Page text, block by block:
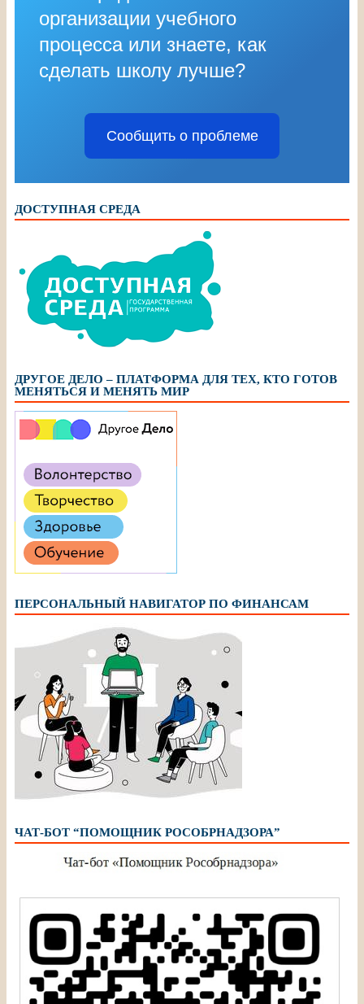
организации учебного
процесса или знаете, как
сделать школу лучше?
Сообщить о проблеме
ДОСТУПНАЯ СРЕДА
ДРУГОЕ ДЕЛО – ПЛАТФОРМА ДЛЯ ТЕХ, КТО ГОТОВ
МЕНЯТЬСЯ И МЕНЯТЬ МИР
ПЕРСОНАЛЬНЫЙ НАВИГАТОР ПО ФИНАНСАМ
ЧАТ-БОТ “ПОМОЩНИК РОСОБРНАДЗОРА”